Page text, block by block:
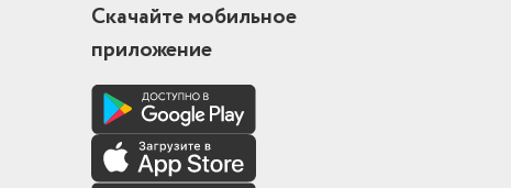
Скачайте мобильное
приложение